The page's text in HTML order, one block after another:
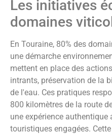
Les initiatives
domaines
En Touraine, 80% des
une démarche
mettent en place des
intrants, préservation de la
de l'eau. Ces pratiques
800 kilomètres de la route
une expérience
touristiques engagées.